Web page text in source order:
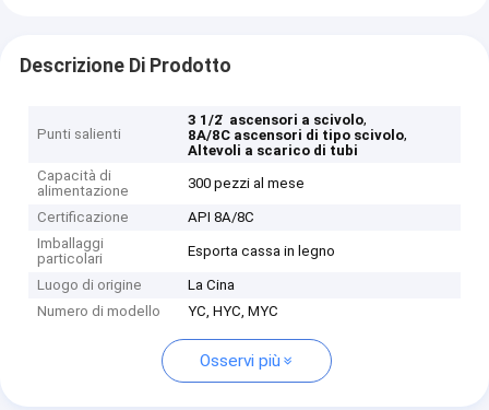
Descrizione Di Prodotto
Punti salienti
3 1/2 ̇ ascensori a scivolo,
8A/8C ascensori di tipo scivolo,
Altevoli a scarico di tubi
Capacità di
alimentazione
300 pezzi al mese
Certificazione
API 8A/8C
Imballaggi
particolari
Esporta cassa in legno
Luogo di origine
La Cina
Numero di modello
YC, HYC, MYC
Osservi più